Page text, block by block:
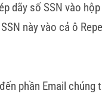
dãy số SSN vào hộp
này vào cả ô
phần Email chúng